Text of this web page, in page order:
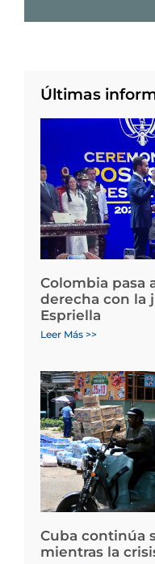
Últimas
Colombia pasa
derecha con la
Espriella
Leer Más >>
Cuba continúa
mientras la